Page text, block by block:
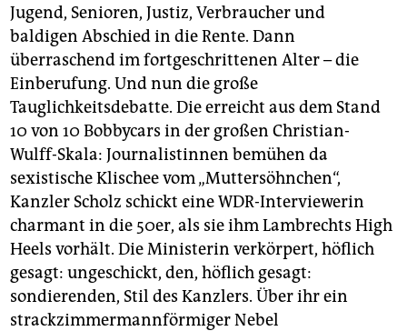
Jugend, Senioren, Justiz, Verbraucher und
baldigen Abschied in die Rente. Dann
überraschend im fortgeschrittenen Alter – die
Einberufung. Und nun die große
Tauglichkeitsdebatte. Die erreicht aus dem Stand
10 von 10 Bobbycars in der großen Christian-
Wulff-Skala: Journalistinnen bemühen da
sexistische Klischee vom „Muttersöhnchen“,
Kanzler Scholz schickt eine WDR-Interviewerin
charmant in die 50er, als sie ihm Lambrechts High
Heels vorhält. Die Ministerin verkörpert, höflich
gesagt: ungeschickt, den, höflich gesagt:
sondierenden, Stil des Kanzlers. Über ihr ein
strackzimmermannförmiger Nebel